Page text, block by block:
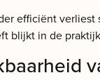
efficiënt
blijkt in de